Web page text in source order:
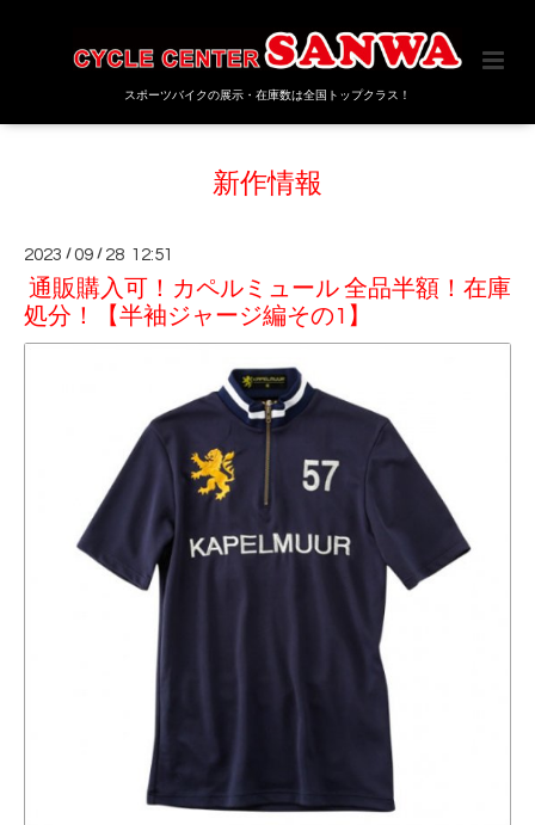
スポーツバイクの展示・在庫数は全国トップクラス！
新作情報
2023 /09 / 28 12:51
通販購入可！カペルミュール 全品半額！在庫
処分！【半袖ジャージ編その1】